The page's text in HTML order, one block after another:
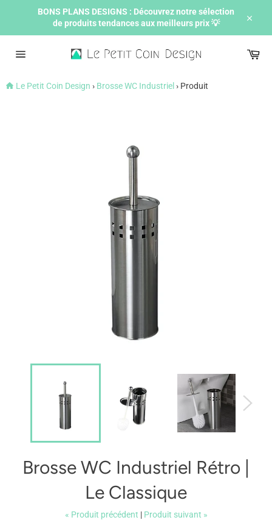
BONS PLANS DESIGNS : Découvrez notre sélection
de produits tendances aux meilleurs prix 💡
Le Petit Coin Design › Brosse WC Industriel › Produit
Brosse WC Industriel Rétro |
Le Classique
« Produit précédent | Produit suivant »